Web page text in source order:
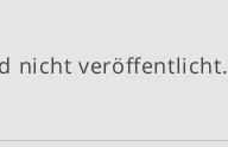
nicht veröffentlicht.